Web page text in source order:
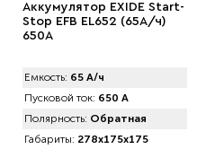
Аккумулятор EXIDE Start-
Stop EFB EL652 (65А/ч)
650A
Емкость: 65 А/ч
Пусковой ток: 650 А
Полярность: Обратная
Габариты: 278x175x175